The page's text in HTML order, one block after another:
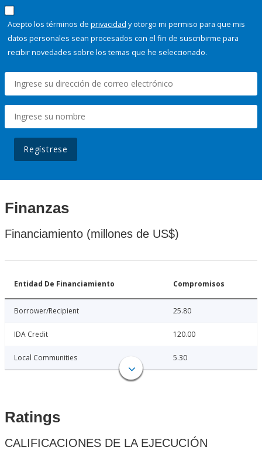
Acepto los términos de privacidad y otorgo mi permiso para que mis
datos personales sean procesados con el fin de suscribirme para
recibir novedades sobre los temas que he seleccionado.
Regístrese
Finanzas
Financiamiento (millones de US$)
Entidad De Financiamiento Compromisos
Borrower/Recipient 25.80
IDA Credit 120.00
Local Communities 5.30
Ratings
CALIFICACIONES DE LA EJECUCIÓN